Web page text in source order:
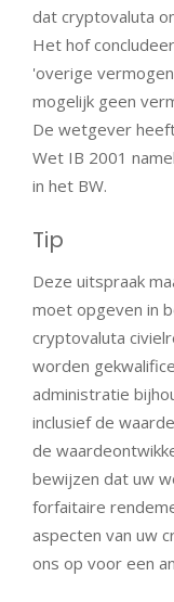
dat cryptovaluta
Het hof
'overige
mogelijk geen
De wetgever
Wet IB 2001
in het BW.
Tip
Deze uitspraak
moet opgeven in
cryptovaluta
worden
administratie
inclusief de
de
bewijzen dat uw
forfaitaire
aspecten van uw
ons op voor een